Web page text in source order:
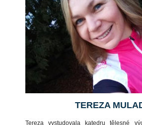
TEREZA
Tereza vystudovala katedru tělesné